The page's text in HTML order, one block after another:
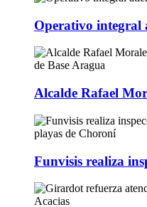
Operativo integral
Alcalde Rafael
Funvisis realiza